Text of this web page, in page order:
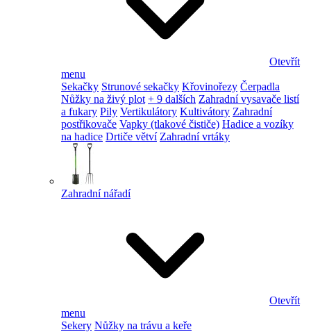
Otevřít
menu
Sekačky Strunové sekačky Křovinořezy Čerpadla
Nůžky na živý plot + 9 dalších Zahradní vysavače listí
a fukary Pily Vertikulátory Kultivátory Zahradní
postřikovače Vapky (tlakové čističe) Hadice a vozíky
na hadice Drtiče větví Zahradní vrtáky
Zahradní nářadí
Otevřít
menu
Sekery Nůžky na trávu a keře